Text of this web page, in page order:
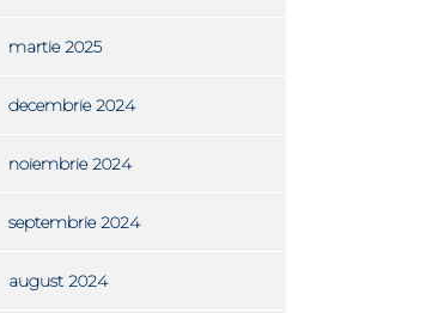
martie 2025
decembrie 2024
noiembrie 2024
septembrie 2024
august 2024